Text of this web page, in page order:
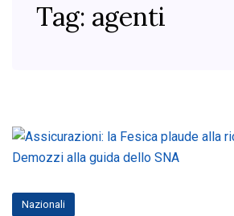
Tag: agenti
Nazionali